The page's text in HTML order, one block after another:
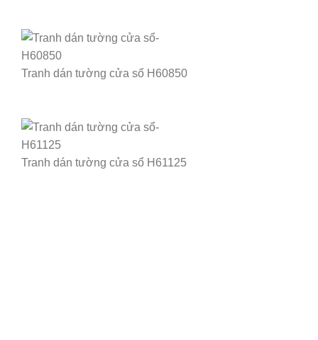
Tranh dán tường cửa sổ H60850
Tranh dán tường cửa sổ H61125